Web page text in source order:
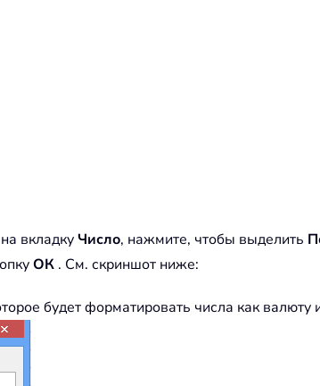
вкладкуЧисло, нажмите, чтобы выделить
ОК . См. скриншот ниже:
будет форматировать числа как